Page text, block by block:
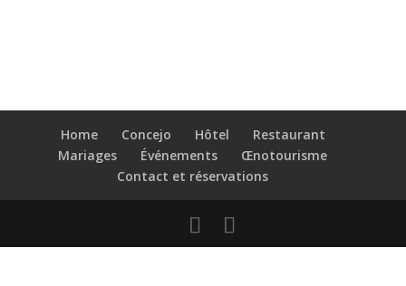
Home Concejo Hôtel
Restaurant
Mariages
Événements
Œnotourisme
Contact et réservations